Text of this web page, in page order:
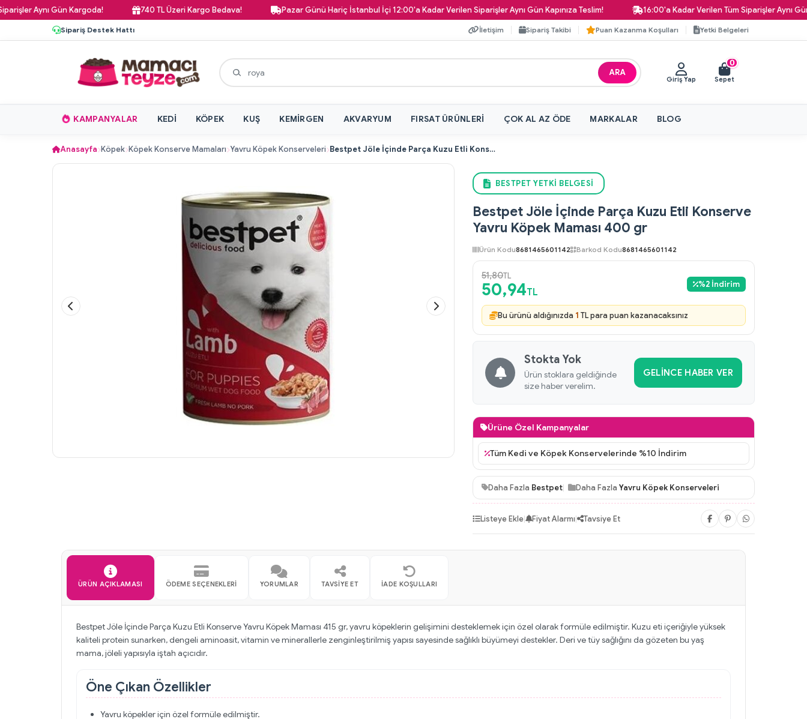
Gün Kargoda! 740 TL Üzeri Kargo Bedava! Pazar Günü Hariç İstanbul İçi 12:00'a Kadar Verilen Siparişler Aynı Gün Kapınıza Teslim! 16:00'a Kadar Verilen Tüm Siparişler Aynı Gün
Sipariş Destek Hattı İletişim Sipariş Takibi Puan Kazanma Koşulları Yetki Belgeleri
ARA
Giriş Yap
0
Sepet
KAMPANYALAR KEDI KÖPEK KUŞ KEMIRGEN AKVARYUM FIRSAT ÜRÜNLERI ÇOK AL AZ ÖDE MARKALAR BLOG
Anasayfa Köpek Köpek Konserve Mamaları Yavru Köpek Konserveleri Bestpet Jöle İçinde Parça Kuzu Etli Konserve Yavru Köpek Maması 400 gr
BESTPET YETKI BELGESI
Bestpet Jöle İçinde Parça Kuzu Etli Konserve
Yavru Köpek Maması 400 gr
Ürün Kodu8681465601142 Barkod Kodu8681465601142
51,80TL
50,94TL
%2 İndirim
Bu ürünü aldığınızda 1 TL para puan kazanacaksınız
Stokta Yok
Ürün stoklara geldiğinde
size haber verelim.
GELINCE HABER VER
Ürüne Özel Kampanyalar
Konservelerinde %10 İndirim Tüm Kedi ve Köpek Konservelerinde %10 İndirim
Daha Fazla Bestpet Daha Fazla Yavru Köpek Konserveleri
Listeye Ekle| Fiyat Alarmı| Tavsiye Et
ÜRÜN AÇIKLAMASI ÖDEME SEÇENEKLERI YORUMLAR TAVSIYE ET İADE KOŞULLARI
Bestpet Jöle İçinde Parça Kuzu Etli Konserve Yavru Köpek Maması 415 gr, yavru köpeklerin gelişimini desteklemek için özel olarak formüle edilmiştir. Kuzu eti içeriğiyle yüksek
kaliteli protein sunarken, dengeli aminoasit, vitamin ve minerallerle zenginleştirilmiş yapısı sayesinde sağlıklı büyümeyi destekler. Deri ve tüy sağlığını da gözeten bu yaş
mama, jöleli yapısıyla iştah açıcıdır.
Öne Çıkan Özellikler
Yavru köpekler için özel formüle edilmiştir.